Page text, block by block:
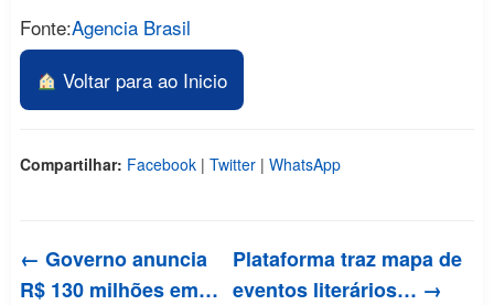
Fonte:Agencia Brasil
Voltar para ao Inicio
Compartilhar: Facebook | Twitter | WhatsApp
← Governo anuncia
R$ 130 milhões em…
Plataforma traz mapa de
eventos literários… →